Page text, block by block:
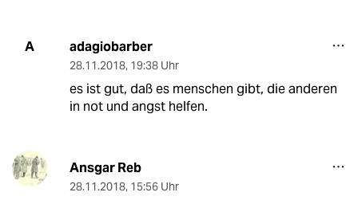
A adagiobarber
28.11.2018, 19:38 Uhr
es ist gut, daß es menschen gibt, die anderen
in not und angst helfen.
Ansgar Reb
28.11.2018, 15:56 Uhr